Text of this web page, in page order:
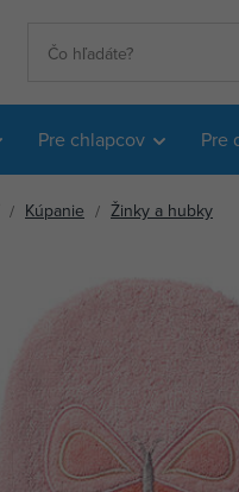
Pre chlapcov Pre
Kúpanie Žinky a hubky